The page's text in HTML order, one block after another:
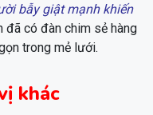
bẫy giật mạnh khiến
đã có đàn chim sẻ hàng
trong mẻ lưới.
khác